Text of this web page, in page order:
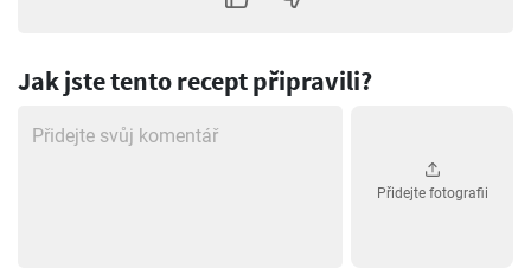
Jak jste tento recept připravili?
Přidejte fotografii